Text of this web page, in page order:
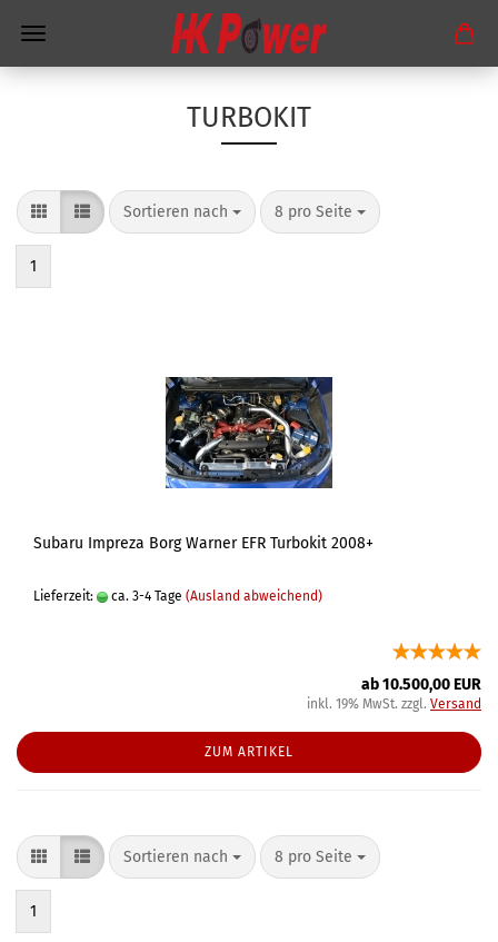
TURBOKIT
Sortieren nach 8 pro Seite
1
Subaru Impreza Borg Warner EFR Turbokit 2008+
Lieferzeit: ca. 3-4 Tage (Ausland abweichend)
ab 10.500,00 EUR
inkl. 19% MwSt. zzgl. Versand
ZUM ARTIKEL
Sortieren nach 8 pro Seite
1